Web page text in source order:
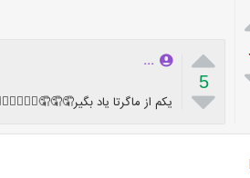

5

...
یکم از ماگرتا یاد